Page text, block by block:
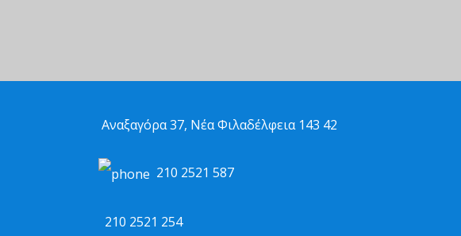
Αναξαγόρα 37, Νέα Φιλαδέλφεια 143 42
210 2521 587
210 2521 254